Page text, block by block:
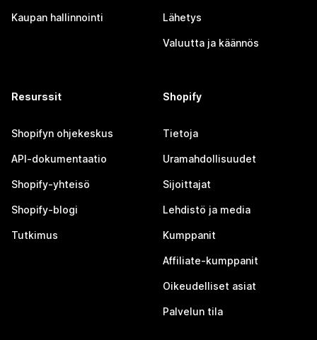
Kaupan hallinnointi Lähetys
Valuutta ja käännös
Resurssit
Shopifyn ohjekeskus
API-dokumentaatio
Shopify-yhteisö
Shopify-blogi
Tutkimus
Shopify
Tietoja
Uramahdollisuudet
Sijoittajat
Lehdistö ja media
Kumppanit
Affiliate-kumppanit
Oikeudelliset asiat
Palvelun tila